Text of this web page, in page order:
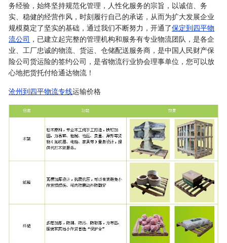
务经验，始终坚持规范化管理，人性化服务的宗旨，以诚信、务
实、稳健的经营作风，时刻履行自己的承诺，从而为扩大发展企业
规模奠定了坚实的基础，通过我们不断努力，开通了保定到四平物
流公司 ，已建立起完整的管理机构和服务有专业物流团队，是各企
业、工厂忠诚的物流、货运、仓储配送服务商，是中国人民财产保
险公司货运险的签约公司，是省物流行业协会理事单位，您可以放
心地把货托付给通达物流！
沧州到四平物流专线运输价格